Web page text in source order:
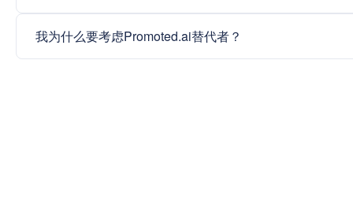
我为什么要考虑Promoted.ai替代者？